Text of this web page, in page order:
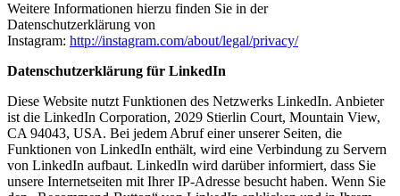
Weitere Informationen hierzu finden Sie in der
Datenschutzerklärung von
Instagram: http://instagram.com/about/legal/privacy/
Datenschutzerklärung für LinkedIn
Diese Website nutzt Funktionen des Netzwerks LinkedIn. Anbieter
ist die LinkedIn Corporation, 2029 Stierlin Court, Mountain View,
CA 94043, USA. Bei jedem Abruf einer unserer Seiten, die
Funktionen von LinkedIn enthält, wird eine Verbindung zu Servern
von LinkedIn aufbaut. LinkedIn wird darüber informiert, dass Sie
unsere Internetseiten mit Ihrer IP-Adresse besucht haben. Wenn Sie